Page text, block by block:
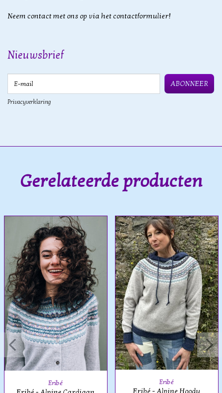
Neem contact met ons op via het contactformulier!
Nieuwsbrief
ABONNEER
Privacyverklaring
Gerelateerde producten
Eribé Eribé